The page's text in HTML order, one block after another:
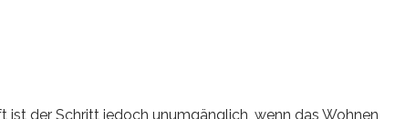
der Schritt jedoch unumgänglich, wenn das Wohnen